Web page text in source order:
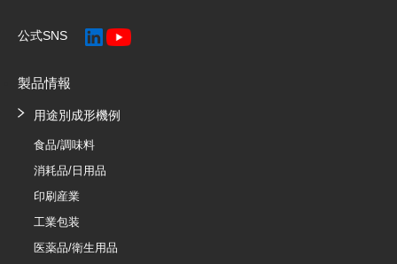
製品情報
用途別成形機例
食品/調味料
消耗品/日用品
印刷産業
工業包装
医薬品/衛生用品
公式SNS